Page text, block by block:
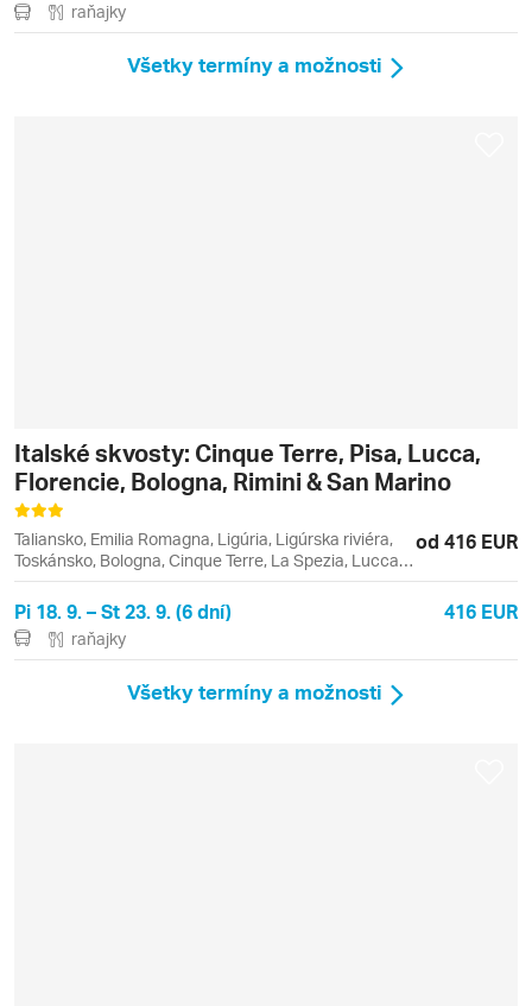
raňajky
Všetky termíny a možnosti
Italské skvosty: Cinque Terre, Pisa, Lucca,
Florencie, Bologna, Rimini & San Marino
Taliansko, Emilia Romagna, Ligúria, Ligúrska riviéra,
Toskánsko, Bologna, Cinque Terre, La Spezia, Lucca,
Manarola, Monterosso al Mare, Pisa, Rimini,
Riomaggiore, Vernazza
od 416 EUR
Pi 18. 9. – St 23. 9. (6 dní) 416 EUR
raňajky
Všetky termíny a možnosti